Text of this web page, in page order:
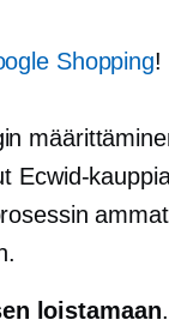
Shopping!
Ecwid-
loistamaan